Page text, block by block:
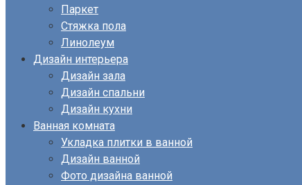
Паркет
Стяжка пола
Линолеум
Дизайн интерьера
Дизайн зала
Дизайн спальни
Дизайн кухни
Ванная комната
Укладка плитки в ванной
Дизайн ванной
Фото дизайна ванной